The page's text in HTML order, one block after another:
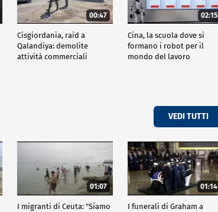
00:47
Cisgiordania, raid a
Qalandiya: demolite
attività commerciali
02:15
Cina, la scuola dove si
formano i robot per il
mondo del lavoro
VEDI TUTTI
01:07
I migranti di Ceuta: "Siamo
01:14
I funerali di Graham a